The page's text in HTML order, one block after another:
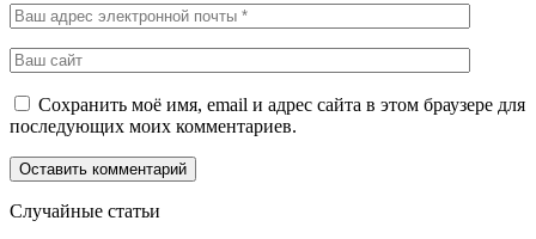
Сохранить моё имя, email и адрес сайта в этом браузере для
последующих моих комментариев.
Случайные статьи